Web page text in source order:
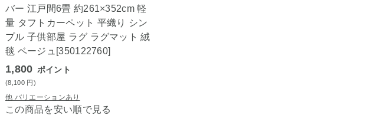
バー 江戸間6畳 約261×352cm 軽
量 タフトカーペット 平織り シン
プル 子供部屋 ラグ ラグマット 絨
毯 ベージュ[350122760]
1,800 ポイント
(8,100 円)
他 バリエーションあり
この商品を安い順で見る